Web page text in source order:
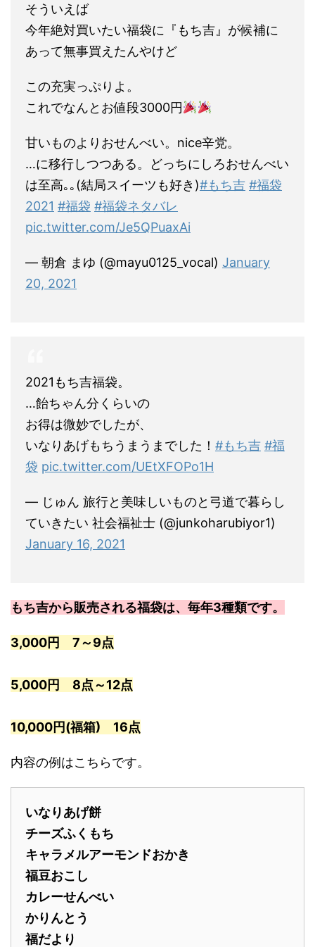
そういえば
今年絶対買いたい福袋に『もち吉』が候補に
あって無事買えたんやけど
この充実っぷりよ。
これでなんとお値段3000円
甘いものよりおせんべい。nice辛党。
…に移行しつつある。どっちにしろおせんべい
は至高｡｡(結局スイーツも好き)#もち吉 #福袋
2021 #福袋 #福袋ネタバレ
pic.twitter.com/Je5QPuaxAi
— 朝倉 まゆ (@mayu0125_vocal) January
20, 2021
2021もち吉福袋。
…飴ちゃん分くらいの
お得は微妙でしたが、
いなりあげもちうまうまでした！ #もち吉 #福
袋 pic.twitter.com/UEtXFOPo1H
— じゅん 旅行と美味しいものと弓道で暮らし
ていきたい 社会福祉士 (@junkoharubiyor1)
January 16, 2021
もち吉から販売される福袋は、毎年3種類です。
3,000円 7～9点
5,000円 8点～12点
10,000円(福箱) 16点
内容の例はこちらです。
いなりあげ餅
チーズふくもち
キャラメルアーモンドおかき
福豆おこし
カレーせんべい
かりんとう
福だより